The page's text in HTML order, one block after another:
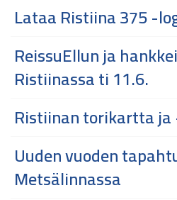
Lataa Ristiina 375 -
ReissuEllun ja
Ristiinassa ti 11.6.
Ristiinan torikartta
Uuden vuoden
Metsälinnassa